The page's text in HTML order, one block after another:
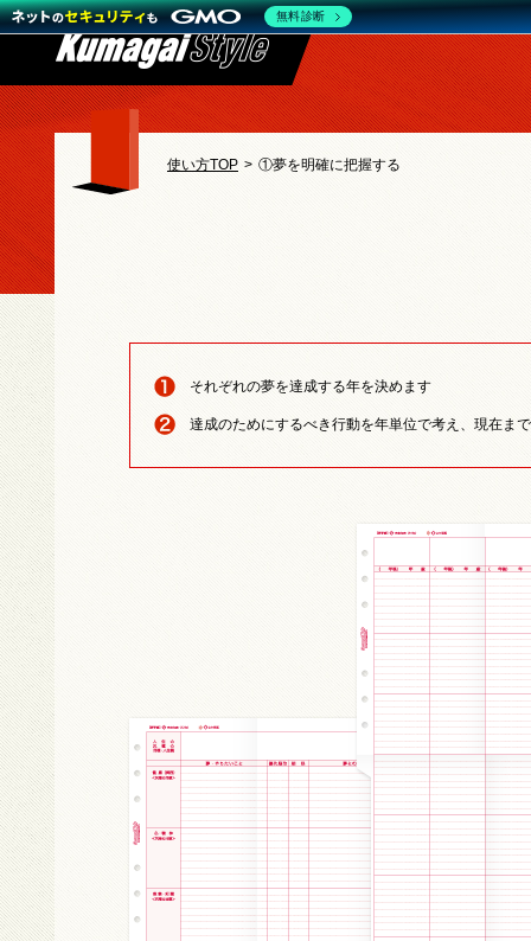
使い方TOP > ①夢を明確に把握する
それぞれの夢を達成する年を決めます
達成のためにするべき行動を年単位で考え、現在ま
無料診断